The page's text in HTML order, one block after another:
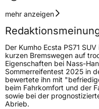
Geschwindigkeitsindex
Höchstgeschwindigkeit
Lastindex100
Höchstlast800 kg
Gewicht (in kg)12,79 kg
mehr anzeigen
Der Kumho Ecsta PS71
kurzen Bremswegen auf
Eigenschaften bei Nass-
Sommerreifentest 2025 in
bewertete ihn mit
beim Fahrkomfort und der
sowie bei der
Abrieb.